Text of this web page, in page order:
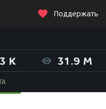
Поддержать
K 31.9 M